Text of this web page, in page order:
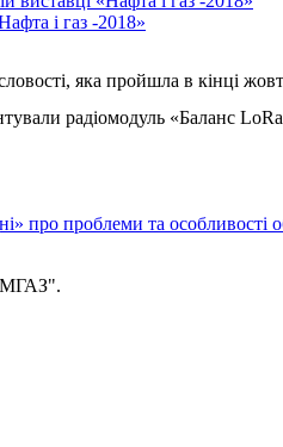
і газ -2018»
яка пройшла в кінці
радіомодуль «Баланс
про проблеми та